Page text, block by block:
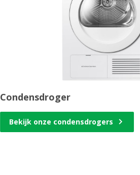
Condensdroger
Bekijk onze condensdrogers